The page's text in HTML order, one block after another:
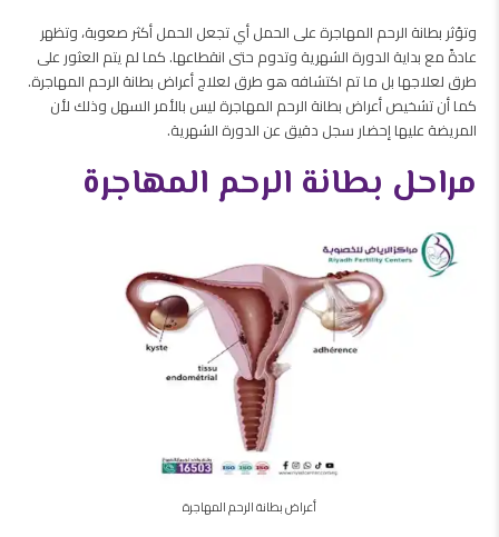
وتؤثر بطانة الرحم المهاجرة على الحمل أي تجعل الحمل أكثر صعوبة، وتظهر
عادةً مع بداية الدورة الشهرية وتدوم حتى انقطاعها. كما لم يتم العثور على
طرق لعلاجها بل ما تم اكتشافه هو طرق لعلاج أعراض بطانة الرحم المهاجرة.
كما أن تشخيص أعراض بطانة الرحم المهاجرة ليس بالأمر السهل وذلك لأن
المريضة عليها إحضار سجل دقيق عن الدورة الشهرية.
مراحل بطانة الرحم المهاجرة
أعراض بطانة الرحم المهاجرة